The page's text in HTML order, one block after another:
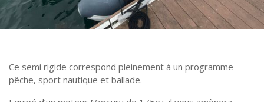
Ce semi rigide correspond pleinement à un programme
pêche, sport nautique et ballade.